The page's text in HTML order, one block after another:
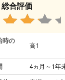
総合評価
時の
高1
4ヵ月～1年